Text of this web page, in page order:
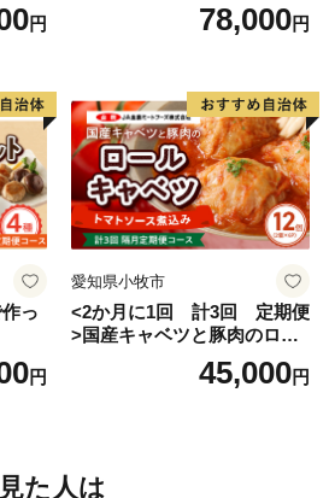
円 78,000円
っ
円
愛知県小牧市
<2か月に1回 計3回 定期便
>国産キャベツと豚肉のロー
ルキャベツ（6P入り）
45,000円
た人は